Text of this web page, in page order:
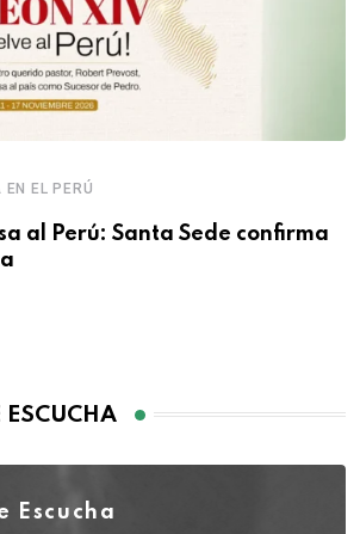
EN EL PERÚ
al Perú: Santa Sede confirma
Escucha